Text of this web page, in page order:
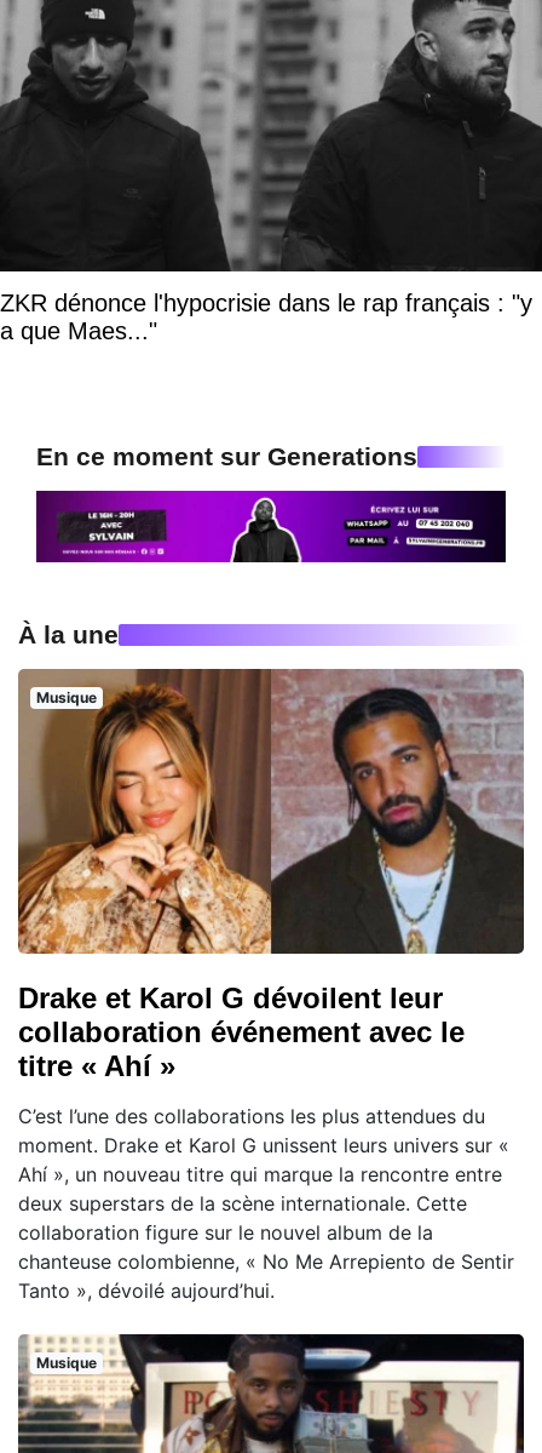
ZKR dénonce l'hypocrisie dans le rap français : "y
a que Maes..."
En ce moment sur Generations
À la une
Musique
Drake et Karol G dévoilent leur
collaboration événement avec le
titre « Ahí »
C’est l’une des collaborations les plus attendues du
moment. Drake et Karol G unissent leurs univers sur «
Ahí », un nouveau titre qui marque la rencontre entre
deux superstars de la scène internationale. Cette
collaboration figure sur le nouvel album de la
chanteuse colombienne, « No Me Arrepiento de Sentir
Tanto », dévoilé aujourd’hui.
Musique